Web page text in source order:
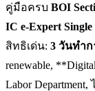
คู่มือครบ BOI
IC e-Expert
สิทธิเด่น: 3 วันทำก
renewable,
Labor